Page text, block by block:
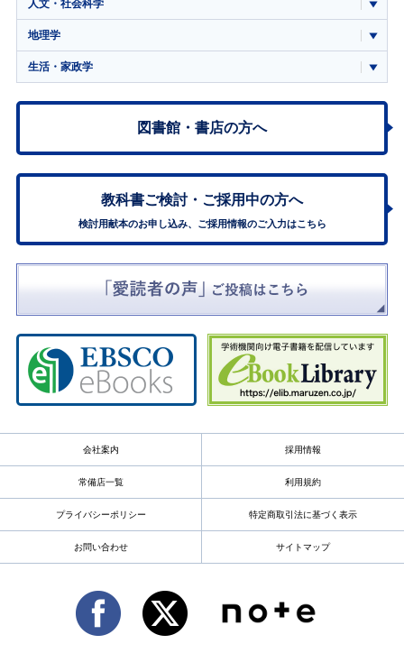
人文・社会科学
地理学
生活・家政学
図書館・書店の方へ
教科書ご検討・ ご採用中の方へ
検討用献本のお申し込み、ご採用情報のご入力はこちら
会社案内 採用情報
常備店一覧 利用規約
プライバシーポリシー 特定商取引法に基づく表示
お問い合わせ サイトマップ